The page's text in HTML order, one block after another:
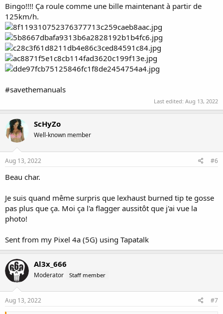
Bingo!!!! Ça roule comme une bille maintenant à partir de
125km/h.
#savethemanuals
Last edited: Aug 13, 2022
ScHyZo
Well-known member
Aug 13, 2022 #6
Beau char.
Je suis quand même surpris que lexhaust burned tip te gosse
pas plus que ça. Moi ça l'a flagger aussitôt que j'ai vue la
photo!
Sent from my Pixel 4a (5G) using Tapatalk
Al3x_666
Moderator Staff member
Aug 13, 2022 #7